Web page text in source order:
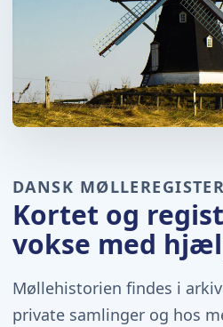
DANSK MØLLEREGISTER
Kortet og
vokse med
Møllehistorien findes i
private samlinger og hos